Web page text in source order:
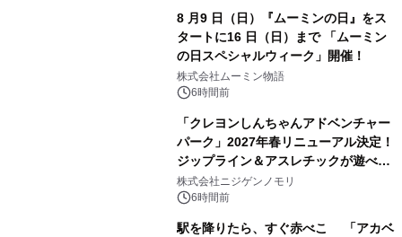
8 月9 日（日）『ムーミンの日』をス
タートに16 日（日）まで 「ムーミン
の日スペシャルウィーク」開催！
株式会社ムーミン物語
6時間前
「クレヨンしんちゃんアドベンチャー
パーク」2027年春リニューアル決定！
ジップライン＆アスレチックが遊べる
のは今年が最後！ 「ラスト！ドキがム
ネムネ～大作戦！」始動
株式会社ニジゲンノモリ
6時間前
駅を降りたら、すぐ赤べこ 「アカベ